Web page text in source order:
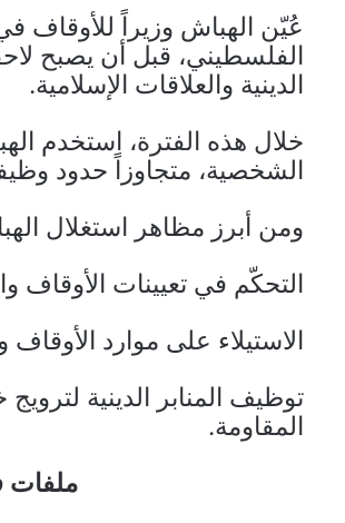
الفلسطيني، قبل أن يصبح
الدينية والعلاقات الإسلامية.
خلال هذه الفترة، استخدم
الشخصية، متجاوزاً حدود
ومن أبرز مظاهر استغلال
التحكّم في تعيينات الأوقاف
الاستيلاء على موارد
توظيف المنابر الدينية
المقاومة.
ملفات